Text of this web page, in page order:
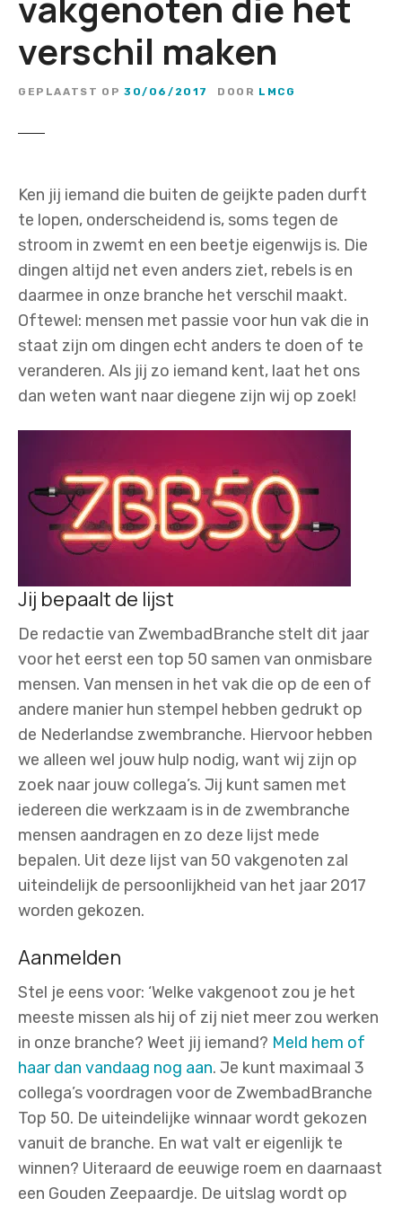
verschil maken
GEPLAATST OP 30/06/2017 DOOR LMCG
Ken jij iemand die buiten de geijkte paden durft
te lopen, onderscheidend is, soms tegen de
stroom in zwemt en een beetje eigenwijs is. Die
dingen altijd net even anders ziet, rebels is en
daarmee in onze branche het verschil maakt.
Oftewel: mensen met passie voor hun vak die in
staat zijn om dingen echt anders te doen of te
veranderen. Als jij zo iemand kent, laat het ons
dan weten want naar diegene zijn wij op zoek!
Jij bepaalt de lijst
De redactie van ZwembadBranche stelt dit jaar
voor het eerst een top 50 samen van onmisbare
mensen. Van mensen in het vak die op de een of
andere manier hun stempel hebben gedrukt op
de Nederlandse zwembranche. Hiervoor hebben
we alleen wel jouw hulp nodig, want wij zijn op
zoek naar jouw collega’s. Jij kunt samen met
iedereen die werkzaam is in de zwembranche
mensen aandragen en zo deze lijst mede
bepalen. Uit deze lijst van 50 vakgenoten zal
uiteindelijk de persoonlijkheid van het jaar 2017
worden gekozen.
Aanmelden
Stel je eens voor: ‘Welke vakgenoot zou je het
meeste missen als hij of zij niet meer zou werken
in onze branche? Weet jij iemand? Meld hem of
haar dan vandaag nog aan. Je kunt maximaal 3
collega’s voordragen voor de ZwembadBranche
Top 50. De uiteindelijke winnaar wordt gekozen
vanuit de branche. En wat valt er eigenlijk te
winnen? Uiteraard de eeuwige roem en daarnaast
een Gouden Zeepaardje. De uitslag wordt op